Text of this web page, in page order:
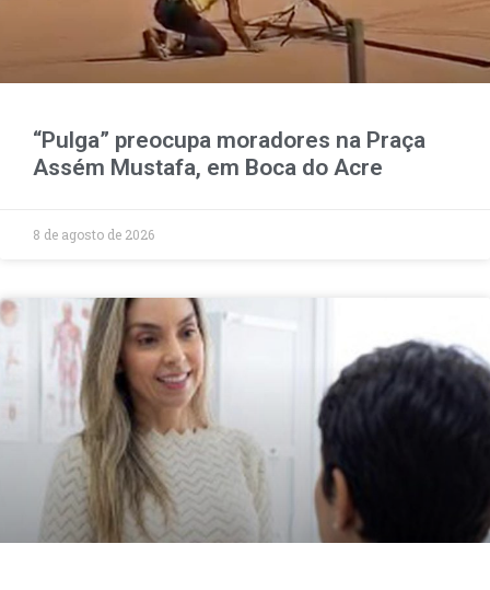
“Pulga” preocupa moradores na Praça
Assém Mustafa, em Boca do Acre
8 de agosto de 2026